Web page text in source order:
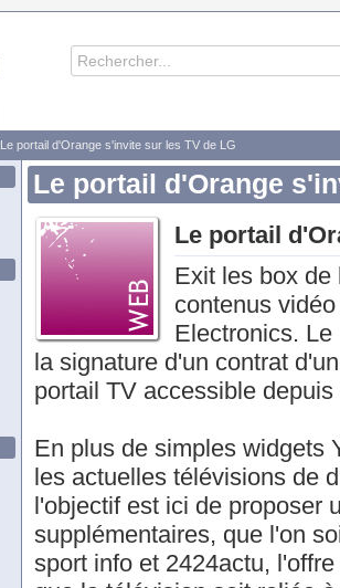
Le portail d'Orange s'invite sur les TV de LG
Le portail d'Orange
Le portail
Exit les box de
contenus
Electronics.
la signature d'un contrat
portail TV accessible
En plus de simples widgets
les actuelles télévisions de
l'objectif est ici de proposer
supplémentaires, que l'on
sport info et 2424actu,